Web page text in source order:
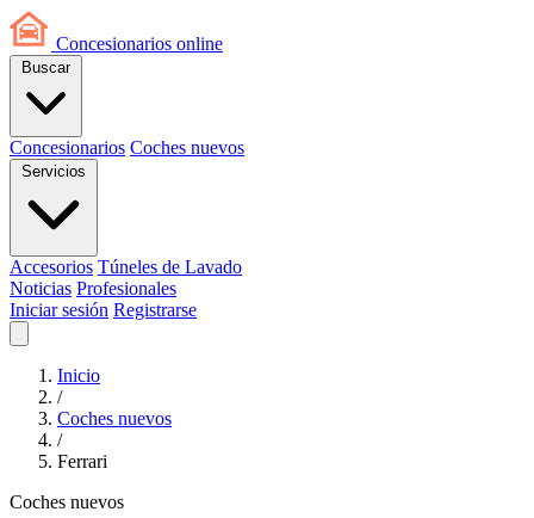
Concesionarios online
Buscar
Concesionarios Coches nuevos
Servicios
Accesorios Túneles de Lavado
Noticias Profesionales
Iniciar sesión Registrarse
Inicio
/
Coches nuevos
/
Ferrari
Coches nuevos